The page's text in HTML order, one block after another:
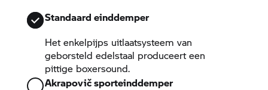
Standaard einddemper
Het enkelpijps uitlaatsysteem van
geborsteld edelstaal produceert een
pittige boxersound.
Akrapovič sporteinddemper